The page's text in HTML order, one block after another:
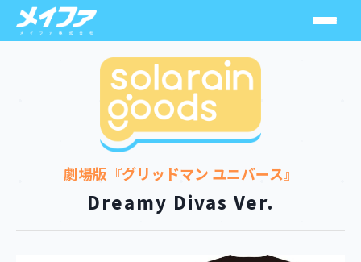
SolarainGoods
劇場版『グリッドマン ユニバース』
Dreamy Divas Ver.